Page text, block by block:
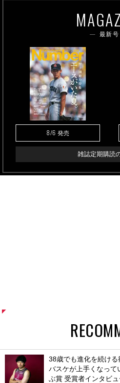
最新号
8/6 発売
雑誌定期購読
38歳でも進化を続け
バスケが上手くなって
ぶ賞 受賞者インタビュ